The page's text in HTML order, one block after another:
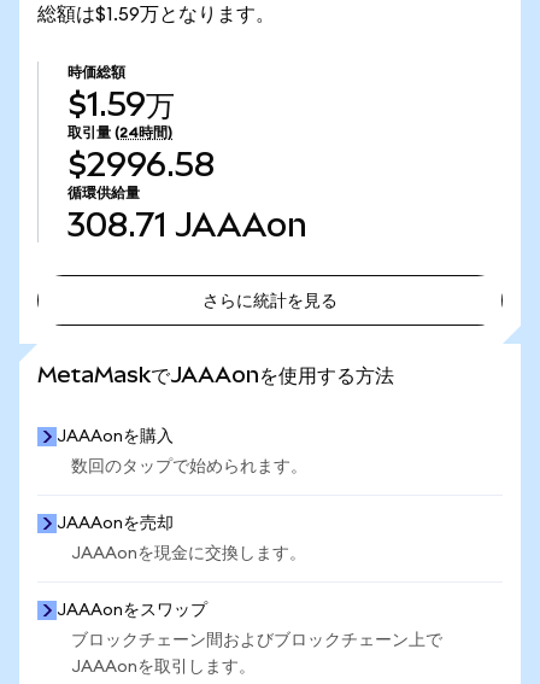
総額は$1.59万となります。
時価総額
$1.59万
取引量 (24時間)
$2996.58
循環供給量
308.71 JAAAon
さらに統計を見る
MetaMaskでJAAAonを使用する方法
JAAAonを購入
数回のタップで始められます。
JAAAonを売却
JAAAonを現金に交換します。
JAAAonをスワップ
ブロックチェーン間およびブロックチェーン上で
JAAAonを取引します。